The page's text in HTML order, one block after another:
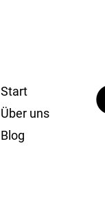
Start
Über uns
Blog